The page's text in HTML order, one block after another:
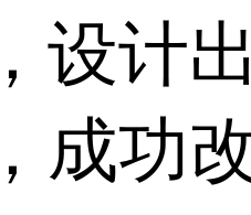
设计
成功